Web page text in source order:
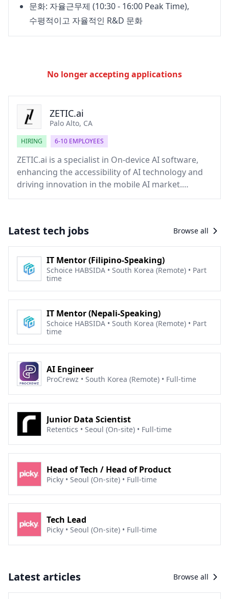
문화: 자율근무제 (10:30 - 16:00 Peak Time),
수평적이고 자율적인 R&D 문화
No longer accepting applications
ZETIC.ai
Palo Alto, CA
HIRING 6-10 EMPLOYEES
ZETIC.ai is a specialist in On-device AI software,
enhancing the accessibility of AI technology and
driving innovation in the mobile AI market.
ZETIC.MLange enables fast deployment of on-
supports various devices and OS, offering real-
time performance with minimal effort, making AI
integration efficient and scalable.
Latest tech jobs Browse all
IT Mentor (Filipino-Speaking)
Schoice HABSIDA • South Korea (Remote) • Part
time
IT Mentor (Nepali-Speaking)
Schoice HABSIDA • South Korea (Remote) • Part
time
AI Engineer
ProCrewz • South Korea (Remote) • Full-time
Junior Data Scientist
Retentics • Seoul (On-site) • Full-time
Head of Tech / Head of Product
Picky • Seoul (On-site) • Full-time
Tech Lead
Picky • Seoul (On-site) • Full-time
Latest articles Browse all